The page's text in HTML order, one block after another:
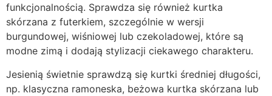
funkcjonalnością. Sprawdza się również kurtka
skórzana z futerkiem, szczególnie w wersji
burgundowej, wiśniowej lub czekoladowej, które są
modne zimą i dodają stylizacji ciekawego charakteru.
Jesienią świetnie sprawdzą się kurtki średniej długości,
np. klasyczna ramoneska, beżowa kurtka skórzana lub